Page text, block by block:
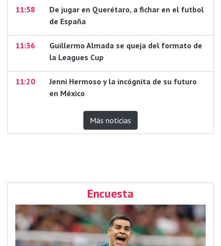
11:58
De jugar en Querétaro, a fichar en el futbol
de España
11:36
Guillermo Almada se queja del formato de
la Leagues Cup
11:20
Jenni Hermoso y la incógnita de su futuro
en México
Más noticias
Encuesta